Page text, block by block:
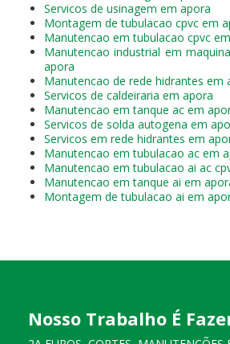
Servicos de usinagem em apora
Montagem de tubulacao cpvc em
Manutencao em tubulacao cpvc
Manutencao industrial em
apora
Manutencao de rede hidrantes em
Servicos de caldeiraria em apora
Manutencao em tanque ac em
Servicos de solda autogena em
Servicos em rede hidrantes em
Manutencao em tubulacao ac em
Manutencao em tubulacao ai ac
Manutencao em tanque ai em
Montagem de tubulacao ai em
Nosso Trabalho É